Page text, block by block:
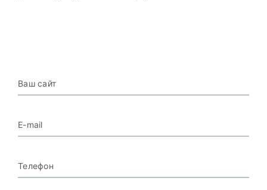
Ваш сайт
E-mail
Телефон